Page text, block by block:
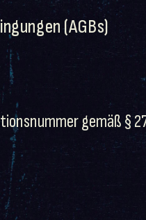
(AGBs)
gemäß §